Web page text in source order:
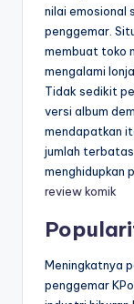
nilai emosional
penggemar.
membuat toko
mengalami
Tidak sedikit
versi album
mendapatkan
jumlah
menghidupkan
review komik
Meningkatnya
penggemar